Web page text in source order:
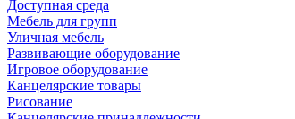
Доступная среда
Мебель для групп
Уличная мебель
Развивающие оборудование
Игровое оборудование
Канцелярские товары
Рисование